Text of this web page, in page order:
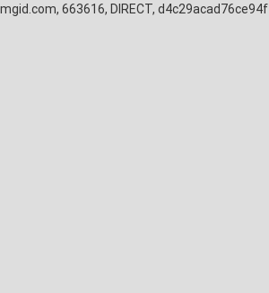
mgid.com, 663616, DIRECT, d4c29acad76ce94f